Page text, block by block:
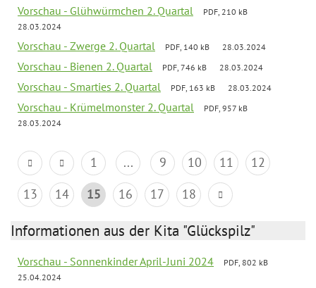
Vorschau - Glühwürmchen 2. Quartal
PDF, 210 kB
28.03.2024
Vorschau - Zwerge 2. Quartal PDF, 140 kB 28.03.2024
Vorschau - Bienen 2. Quartal PDF, 746 kB 28.03.2024
Vorschau - Smarties 2. Quartal PDF, 163 kB 28.03.2024
Vorschau - Krümelmonster 2. Quartal
PDF, 957 kB
28.03.2024
1 ... 9 10 11
12
13
14 15 16 17 18
Informationen aus der Kita "Glückspilz"
Vorschau - Sonnenkinder April-Juni 2024
PDF, 802 kB
25.04.2024